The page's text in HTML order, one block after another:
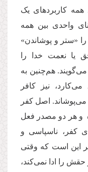
کاربردهای یک
واحدی بین همه
را «ستر و پوشاندن»
یا نعمت خدا را
هم‌چنین به
نیز کافر
می‌پوشاند. اصل کفر
و هر دو مصدر فعل
کفر، ناسپاسی و
این است ‌که وقتی
را ادا نمی‌کند،